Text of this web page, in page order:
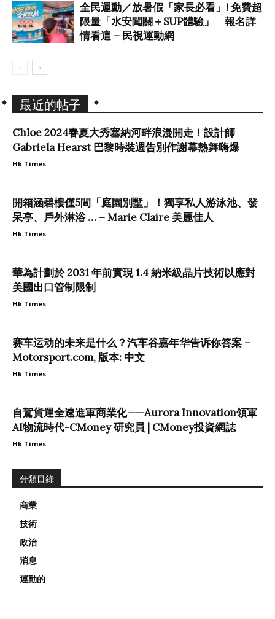
全民運動／放暑假「家長必看」! 免費超
限量「水安闖關＋SUP體驗」 報名詳
情看這 – 民視運動網
最近的帖子
Chloe 2024春夏大秀塞納河畔浪漫開走！設計師
Gabriela Hearst 巴黎時裝週告別作謝幕熱舞嗨爆
Hk Times
開箱涵碧樓僅5間「庭園別墅」！獨享私人游泳池、發
呆亭、戶外淋浴 … – Marie Claire 美麗佳人
Hk Times
華為計劃於 2031 年前實現 1.4 納米級晶片技術以應對
美國出口管制限制
Hk Times
赛车运动的未来是什么？汽车谷嘉年华告诉你答案 –
Motorsport.com, 版本: 中文
Hk Times
自駕貨運全速進軍商業化——Aurora Innovation領軍
AI物流時代-CMoney 研究員 | CMoney投資網誌
Hk Times
分類目錄
商業
技術
政治
消息
運動的